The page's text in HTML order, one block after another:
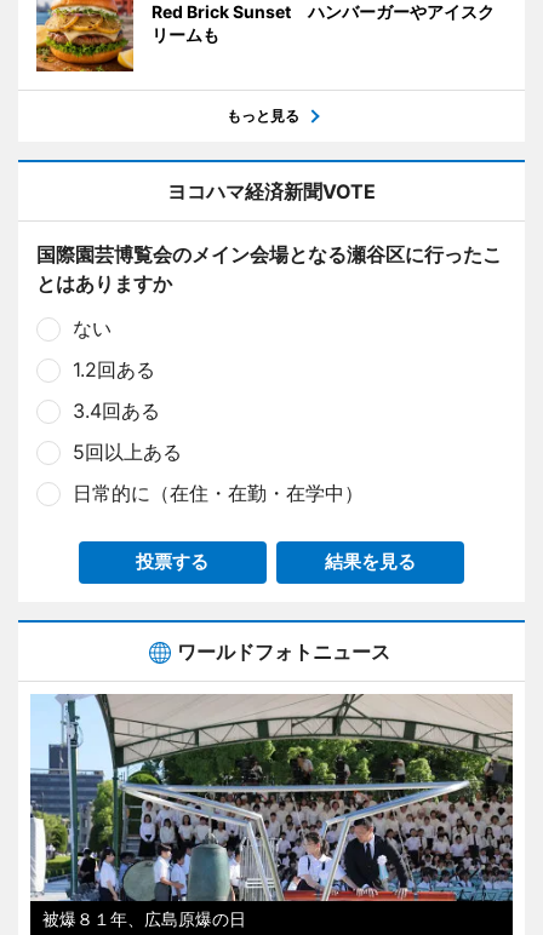
Red Brick Sunset ハンバーガーやアイスク
リームも
もっと見る
ヨコハマ経済新聞VOTE
国際園芸博覧会のメイン会場となる瀬谷区に行ったこ
とはありますか
ない
1.2回ある
3.4回ある
5回以上ある
日常的に（在住・在勤・在学中）
投票する 結果を見る
ワールドフォトニュース
被爆８１年、広島原爆の日